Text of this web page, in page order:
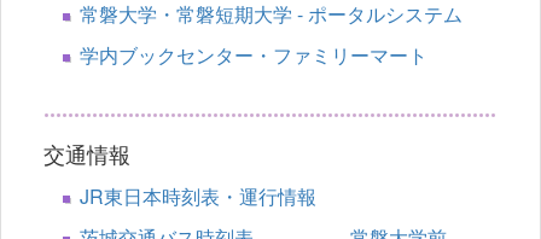
常磐大学・常磐短期大学 - ポータルシステム
学内ブックセンター・ファミリーマート
交通情報
JR東日本時刻表・運行情報